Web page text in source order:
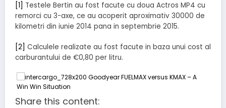
[1]
Testele Bertin au fost facute cu doua Actros MP4 cu
remorci cu 3-axe, ce au acoperit aproximativ 30000 de
kilometri din iunie 2014 pana in septembrie 2015.
[2] Calculele realizate au fost facute in baza unui cost al
carburantului de €0,80 per litru.
Share this content: